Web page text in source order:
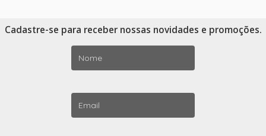
Cadastre-se para receber nossas novidades e promoções.